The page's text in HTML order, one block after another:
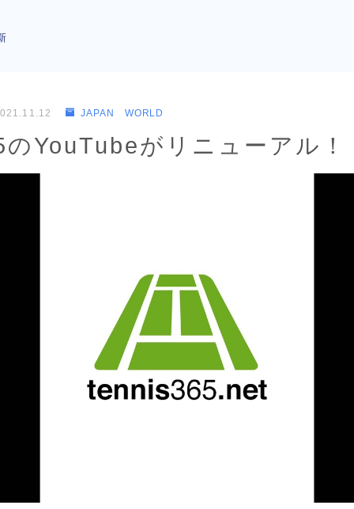
JAPAN WORLD
YouTubeがリニューアル